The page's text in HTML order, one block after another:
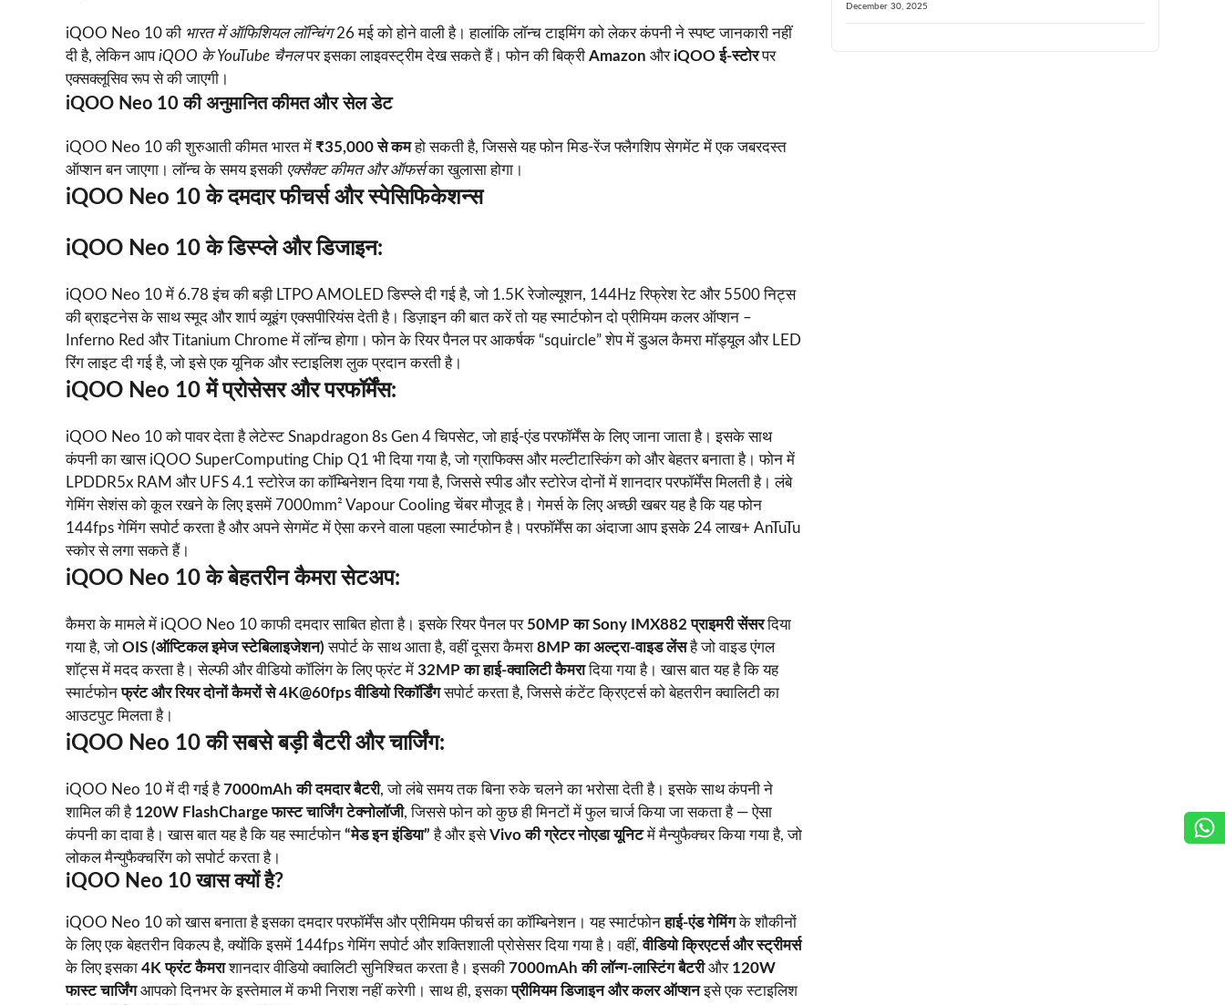
iQOO Neo 10 की भारत में ऑफिशियल लॉन्चिंग26 मई को होने वाली है। हालांकि लॉन्च टाइमिंग को लेकर कंपनी ने स्पष्ट जानकारी नहीं
दी है, लेकिन आपiQOO के YouTube चैनलपर इसका लाइवस्ट्रीम देख सकते हैं। फोन की बिक्री Amazon औरiQOO ई-स्टोरपर
एक्सक्लूसिव रूप से की जाएगी।
iQOO Neo 10 की अनुमानित कीमत और सेल डेट
iQOO Neo 10 की शुरुआती कीमत भारत में ₹35,000 से कमहो सकती है, जिससे यह फोन मिड-रेंज फ्लैगशिप सेगमेंट में एक जबरदस्त
ऑप्शन बन जाएगा। लॉन्च के समय इसकी एक्सैक्ट कीमत और ऑफर्सका खुलासा होगा।
iQOO Neo 10 के दमदार फीचर्स और स्पेसिफिकेशन्स
iQOO Neo 10 के डिस्प्ले और डिजाइन:
iQOO Neo 10 में 6.78 इंच की बड़ी LTPO AMOLED डिस्प्ले दी गई है, जो 1.5K रेजोल्यूशन, 144Hz रिफ्रेश रेट और 5500 निट्स
की ब्राइटनेस के साथ स्मूद और शार्प व्यूइंग एक्सपीरियंस देती है। डिज़ाइन की बात करें तो यह स्मार्टफोन दो प्रीमियम कलर ऑप्शन –
Inferno Red और Titanium Chrome में लॉन्च होगा। फोन के रियर पैनल पर आकर्षक “squircle” शेप में डुअल कैमरा मॉड्यूल और LED
रिंग लाइट दी गई है, जो इसे एक यूनिक और स्टाइलिश लुक प्रदान करती है।
iQOO Neo 10 में प्रोसेसर और परफॉर्मेंस:
iQOO Neo 10 को पावर देता है लेटेस्ट Snapdragon 8s Gen 4 चिपसेट, जो हाई-एंड परफॉर्मेंस के लिए जाना जाता है। इसके साथ
कंपनी का खास iQOO SuperComputing Chip Q1 भी दिया गया है, जो ग्राफिक्स और मल्टीटास्किंग को और बेहतर बनाता है। फोन में
LPDDR5x RAM और UFS 4.1 स्टोरेज का कॉम्बिनेशन दिया गया है, जिससे स्पीड और स्टोरेज दोनों में शानदार परफॉर्मेंस मिलती है। लंबे
गेमिंग सेशंस को कूल रखने के लिए इसमें 7000mm² Vapour Cooling चेंबर मौजूद है। गेमर्स के लिए अच्छी खबर यह है कि यह फोन
144fps गेमिंग सपोर्ट करता है और अपने सेगमेंट में ऐसा करने वाला पहला स्मार्टफोन है। परफॉर्मेंस का अंदाजा आप इसके 24 लाख+ AnTuTu
स्कोर से लगा सकते हैं।
iQOO Neo 10 के बेहतरीन कैमरा सेटअप:
कैमरा के मामले में iQOO Neo 10 काफी दमदार साबित होता है। इसके रियर पैनल पर 50MP का Sony IMX882 प्राइमरी सेंसरदिया
गया है, जो OIS (ऑप्टिकल इमेज स्टेबिलाइजेशन) सपोर्ट के साथ आता है, वहीं दूसरा कैमरा 8MP का अल्ट्रा-वाइड लेंसहै जो वाइड एंगल
शॉट्स में मदद करता है। सेल्फी और वीडियो कॉलिंग के लिए फ्रंट में 32MP का हाई-क्वालिटी कैमरादिया गया है। खास बात यह है कि यह
स्मार्टफोनफ्रंट और रियर दोनों कैमरों से 4K@60fps वीडियो रिकॉर्डिंगसपोर्ट करता है, जिससे कंटेंट क्रिएटर्स को बेहतरीन क्वालिटी का
आउटपुट मिलता है।
iQOO Neo 10 की सबसे बड़ी बैटरी और चार्जिंग:
iQOO Neo 10 में दी गई है7000mAh की दमदार बैटरी, जो लंबे समय तक बिना रुके चलने का भरोसा देती है। इसके साथ कंपनी ने
शामिल की है 120W FlashCharge फास्ट चार्जिंग टेक्नोलॉजी, जिससे फोन को कुछ ही मिनटों में फुल चार्ज किया जा सकता है — ऐसा
कंपनी का दावा है। खास बात यह है कि यह स्मार्टफोन “मेड इन इंडिया” है और इसेVivo की ग्रेटर नोएडा यूनिटमें मैन्युफैक्चर किया गया है, जो
लोकल मैन्युफैक्चरिंग को सपोर्ट करता है।
iQOO Neo 10 खास क्यों है?
iQOO Neo 10 को खास बनाता है इसका दमदार परफॉर्मेंस और प्रीमियम फीचर्स का कॉम्बिनेशन। यह स्मार्टफोनहाई-एंड गेमिंगके शौकीनों
के लिए एक बेहतरीन विकल्प है, क्योंकि इसमें 144fps गेमिंग सपोर्ट और शक्तिशाली प्रोसेसर दिया गया है। वहीं,वीडियो क्रिएटर्स और स्ट्रीमर्स
के लिए इसका 4K फ्रंट कैमराशानदार वीडियो क्वालिटी सुनिश्चित करता है। इसकी 7000mAh की लॉन्ग-लास्टिंग बैटरीऔर 120W
फास्ट चार्जिंगआपको दिनभर के इस्तेमाल में कभी निराश नहीं करेगी। साथ ही, इसकाप्रीमियम डिजाइन और कलर ऑप्शनइसे एक स्टाइलिश
December 30, 2025